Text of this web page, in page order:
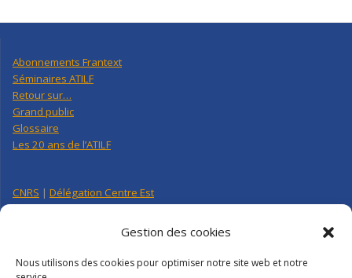
Gestion des cookies
Nous utilisons des cookies pour optimiser notre site web et notre
Abonnements Frantext
Séminaires ATILF
Retour sur…
Grand public
Glossaire
Les 20 ans de l’ATILF
CNRS | Délégation Centre Est
Université de Lorraine
CNRS Hebdo Centre-Est